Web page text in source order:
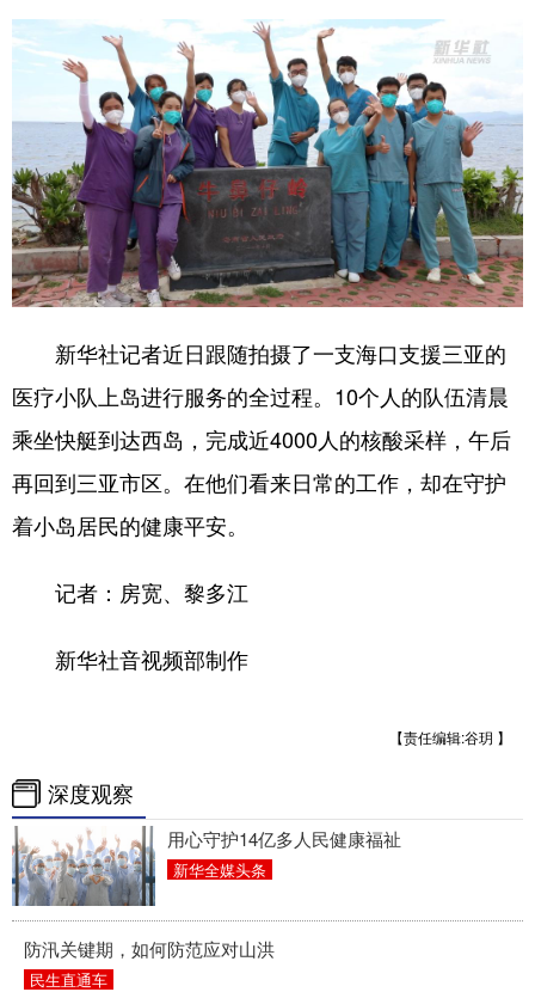
新华社记者近日跟随拍摄了一支海口支援三亚的
医疗小队上岛进行服务的全过程。10个人的队伍清晨
乘坐快艇到达西岛，完成近4000人的核酸采样，午后
再回到三亚市区。在他们看来日常的工作，却在守护
着小岛居民的健康平安。
记者：房宽、黎多江
新华社音视频部制作
【责任编辑:谷玥 】
深度观察
用心守护14亿多人民健康福祉
新华全媒头条
防汛关键期，如何防范应对山洪
民生直通车